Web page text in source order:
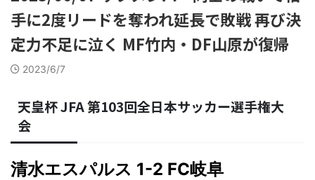
手に2度リードを奪われ延長で敗戦 再び決
定力不足に泣く MF竹内・DF山原が復帰
2023/6/7
天皇杯 JFA 第103回全日本サッカー選手権大
会
清水エスパルス 1-2 FC岐阜